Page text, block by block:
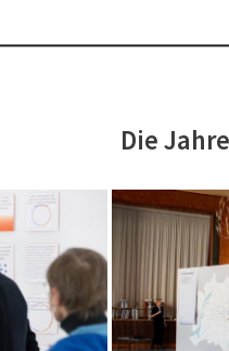
Die